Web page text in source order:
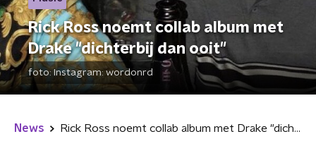
Rick Ross noemt collab album met
Drake "dichterbij dan ooit"
foto: Instagram: wordonrd
News Rick Ross noemt collab album met Drake "dichterbij dan ooit"